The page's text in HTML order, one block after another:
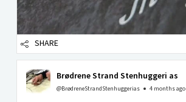
SHARE
Brødrene Strand Stenhuggeri as
@BrødreneStrandStenhuggerias 4 months ago